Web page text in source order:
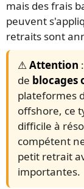
mais des frais
peuvent
retraits sont
⚠️ Attention
de blocages
plateformes
offshore, ce
difficile à
compétent
petit retrait
importantes.